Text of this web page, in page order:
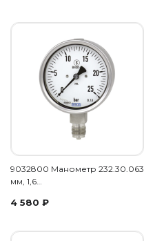
9032800 Манометр 232.30.063
мм, 1,6…
4 580 ₽